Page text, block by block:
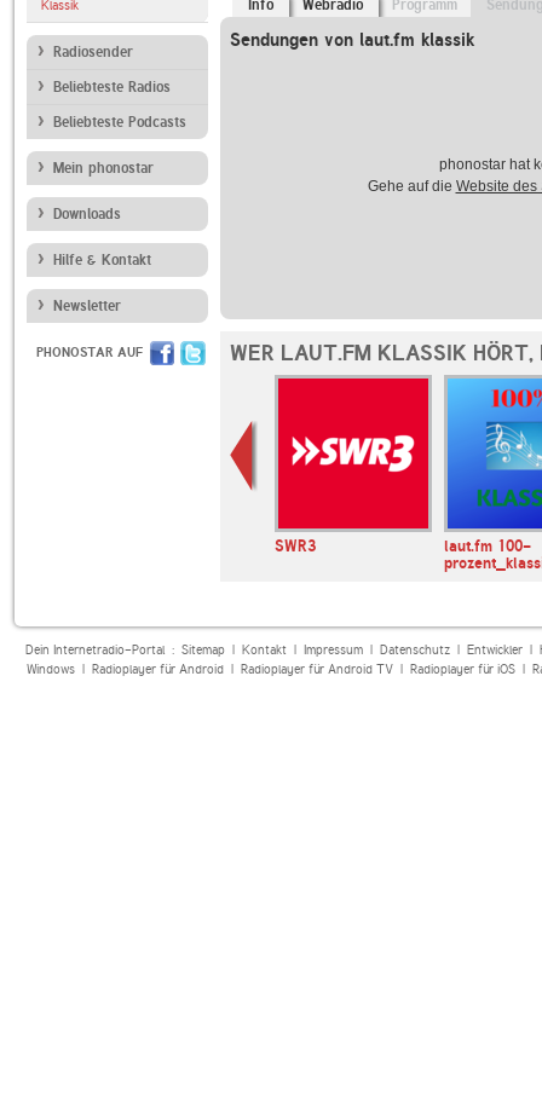
Klassik
Radiosender
Beliebteste Radios
Beliebteste Podcasts
Mein phonostar
Downloads
Hilfe & Kontakt
Newsletter
PHONOSTAR AUF
Info Webradio Programm
Sendungen von laut.fm klassik
phonostar hat
Gehe auf die Website des
WER LAUT.FM KLASSIK HÖRT,
SWR3
laut.fm 100-
Dein Internetradio-Portal : Sitemap| Kontakt| Impressum| Datenschutz| Entwickler|
Windows| Radioplayer für Android| Radioplayer für Android TV| Radioplayer für iOS|